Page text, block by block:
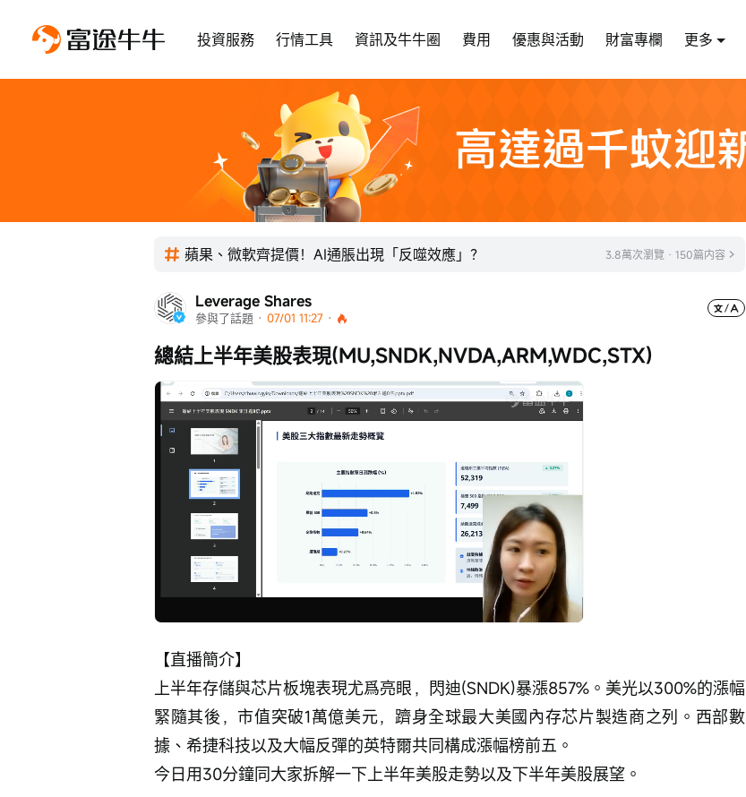
投資服務 行情工具 資訊及牛牛圈 費用 優惠與活動 財富專欄 更多
蘋果、微軟齊提價！AI通脹出現「反噬效應」？ 3.8萬次瀏覽 · 150篇内容
Leverage Shares
參與了話題 · 07/01 11:27 ·
總結上半年美股表現(MU,SNDK,NVDA,ARM,WDC,STX)
取
播
放
【直播簡介】
上半年存儲與芯片板塊表現尤爲亮眼，閃迪(SNDK)暴漲857%。美光以300%的漲幅
緊隨其後，市值突破1萬億美元，躋身全球最大美國內存芯片製造商之列。西部數
據、希捷科技以及大幅反彈的英特爾共同構成漲幅榜前五。
今日用30分鐘同大家拆解一下上半年美股走勢以及下半年美股展望。